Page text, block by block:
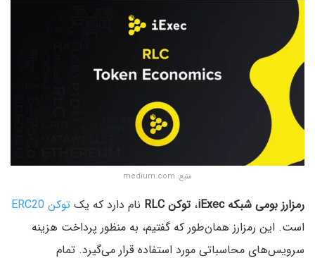
منبع: medium.com
رمزارز بومی شبکه iExec ،توکن RLC نام دارد که یک توکن ERC20
است. این رمزارز همان‌طور که گفتیم، به منظور پرداخت هزینه
سرویس‌های محاسباتی مورد استفاده قرار می‌گیرد. تمام